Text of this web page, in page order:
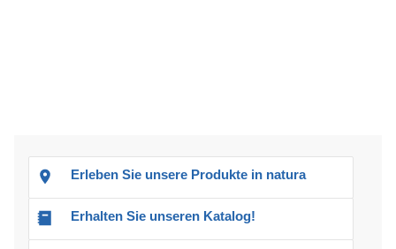
Erleben Sie unsere Produkte in natura
Erhalten Sie unseren Katalog!